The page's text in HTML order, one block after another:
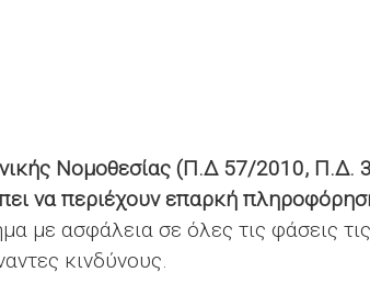
Νομοθεσίας (Π.Δ 57/2010, Π.Δ.
να περιέχουν επαρκή
με ασφάλεια σε όλες τις φάσεις
κινδύνους.